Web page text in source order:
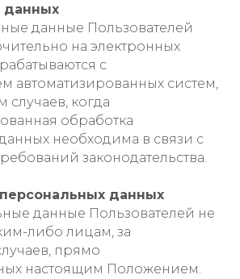
данных
данные Пользователей
на электронных
с
автоматизированных систем,
случаев, когда
обработка
необходима в связи с
законодательства.
данных
данные Пользователей не
либо лицам, за
прямо
настоящим Положением.